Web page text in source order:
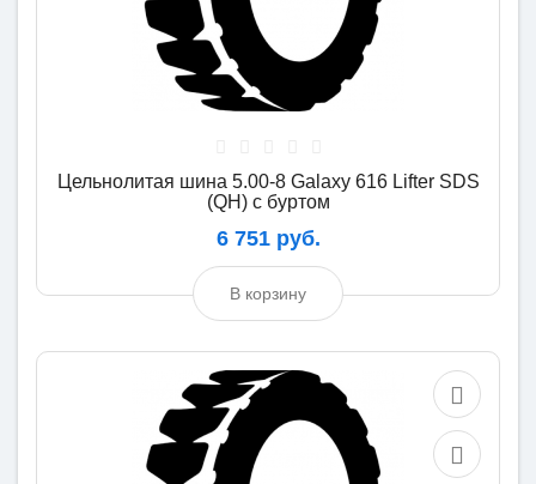
Цельнолитая шина 5.00-8 Galaxy 616 Lifter SDS
(QH) с буртом
6 751 руб.
В корзину